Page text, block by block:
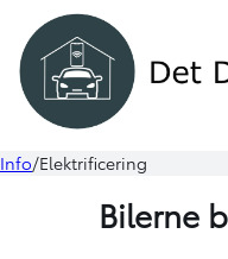
Info Elektrificering
Bilerne